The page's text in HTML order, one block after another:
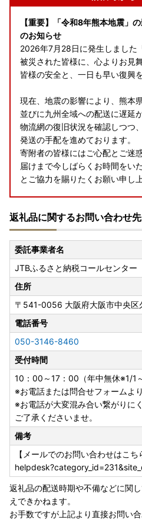
【重要】「令和8年熊本地震」
のお知らせ
2026年7月28日に発生しました
被災された皆様に、心よりお見
皆様の安全と、一日も早い復興
現在、地震の影響により、熊本
並びに九州全域への配送に遅延
物流網の復旧状況を確認しつつ
発送の手配を進めております。
寄附者の皆様にはご心配とご迷
届けまで今しばらくお時間をい
とご協力を賜りたくお願い申し
【箱根町】箱ぴたふるさと宿泊
見つけてお泊りください～
【箱根町】箱ぴたふるさと宿
【箱根町】箱ぴたふるさと宿泊
『総務省告示改正により、10月
ーポンにご利用枚数制限のかか
詳細は各お礼の品のサイトをご
●箱ぴた
https://www.hakone-
[2024.10.01～納税分]箱根町ふ
るさと宿泊補助券』｜箱根温泉
[2024.10.01～納税分]箱根町ふ
るさと宿泊補助券』～NEWS
www.hakone-ryokan.or.jp
●JTB旅行クーポン
https://www.j-furusato.com/
返礼品に関するお問い合わせ先
委託事業者名
JTBふるさと納税コールセンター
住所
〒541-0056 大阪府大阪市中央
電話番号
050-3146-8460
受付時間
10：00～17：00（年中無休※1/1
※お電話または問合せフォームよ
※お電話が大変混み合い繋がりに
ご了承くださいませ。
備考
【メールでのお問い合わせはこ
返礼品の配送時期や不備などに関
えできかねます。
お手数ですが上記より直接お問い